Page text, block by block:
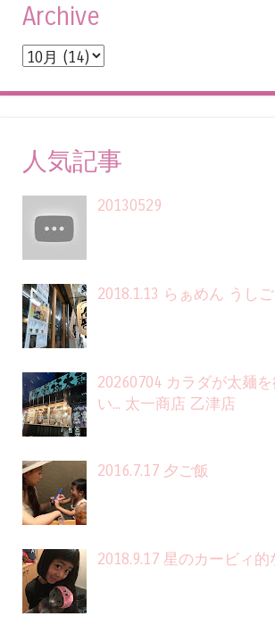
Archive
人気記事
20130529
2018.1.13 らぁめん うし
20260704 カラダが太麺
い... 太一商店 乙津店
2016.7.17 夕ご飯
2018.9.17 星のカービィ的